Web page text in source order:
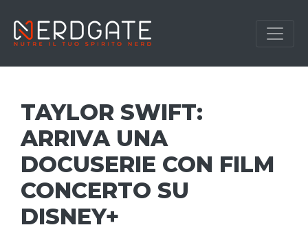
TAYLOR SWIFT:
ARRIVA UNA
DOCUSERIE CON FILM
CONCERTO SU
DISNEY+